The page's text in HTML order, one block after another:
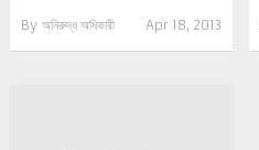
By অনিরুদ্ধ অধিকারী Apr 18, 2013